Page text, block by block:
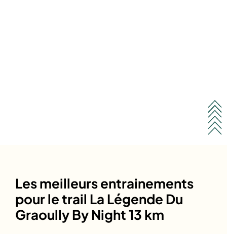
Les meilleurs entrainements
pour le trail La Légende Du
Graoully By Night 13 km